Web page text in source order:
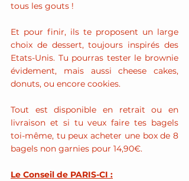
tous les gouts !
Et pour finir, ils te proposent un large
choix de dessert, toujours inspirés des
Etats-Unis. Tu pourras tester le brownie
évidement, mais aussi cheese cakes,
donuts, ou encore cookies.
Tout est disponible en retrait ou en
livraison et si tu veux faire tes bagels
toi-même, tu peux acheter une box de 8
bagels non garnies pour 14,90€.
Le Conseil de PARIS-CI :